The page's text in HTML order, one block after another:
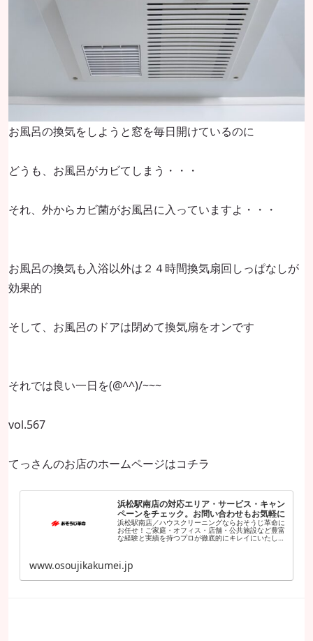
お風呂の換気をしようと窓を毎日開けているのに
どうも、お風呂がカビてしまう・・・
それ、外からカビ菌がお風呂に入っていますよ・・・
お風呂の換気も入浴以外は２４時間換気扇回しっぱなしが
効果的
そして、お風呂のドアは閉めて換気扇をオンです
それでは良い一日を(@^^)/~~~
vol.567
てっさんのお店のホームページはコチラ
浜松駅南店の対応エリア・サービス・キャン
ペーンをチェック。お問い合わせもお気軽に
浜松駅南店／ハウスクリーニングならおそうじ革命に
お任せ！ご家庭・オフィス・店舗・公共施設など豊富
な経験と実績を持つプロが徹底的にキレイにいたしま
す。日本全国に展開中！安心の固定料金、お見積もり
www.osoujikakumei.jp